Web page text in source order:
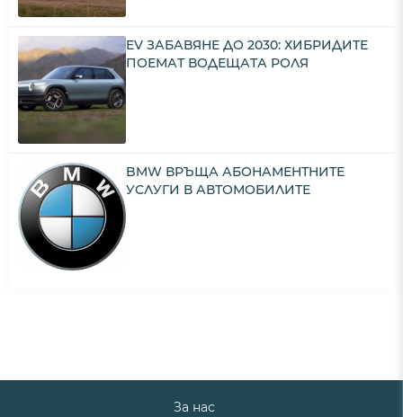
EV ЗАБАВЯНЕ ДО 2030: ХИБРИДИТЕ
ПОЕМАТ ВОДЕЩАТА РОЛЯ
BMW ВРЪЩА АБОНАМЕНТНИТЕ
УСЛУГИ В АВТОМОБИЛИТЕ
За нас